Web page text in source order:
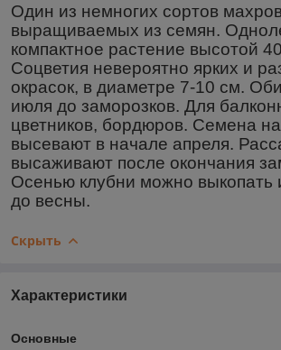
Один из немногих сортов
выращиваемых из семян.
компактное растение высотой
Соцветия невероятно ярких и
окрасок, в диаметре 7-10 см.
июля до заморозков. Для
цветников, бордюров. Семена
высевают в начале апреля.
высаживают после окончания
Осенью клубни можно выкопать
до весны.
Скрыть
Характеристики
Основные